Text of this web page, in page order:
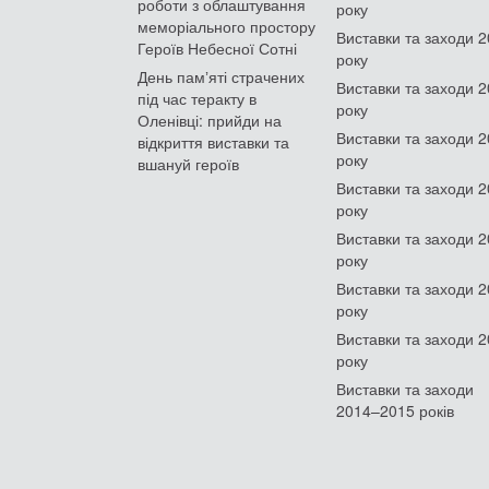
меморіального простору
Героїв Небесної Сотні
День памʼяті страчених
під час теракту в
Оленівці: прийди на
відкриття виставки та
вшануй героїв
року
Виставки та заходи
року
Виставки та заходи
року
Виставки та заходи
року
Виставки та заходи
року
Виставки та заходи
року
Виставки та заходи
року
Виставки та заходи
року
Виставки та заходи
2014–2015 років